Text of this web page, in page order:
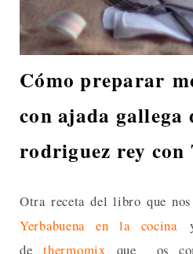
Cómo preparar
con ajada gallega
rodriguez rey
Otra receta del libro que
Yerbabuena en la cocina
dethermomix que os